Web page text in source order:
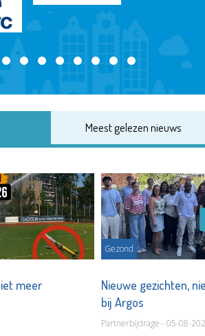
Meest gelezen nieuws
meer
Gezond
Nieuwe gezichten,
bij Argos
Partnerbijdrage - 05-08-